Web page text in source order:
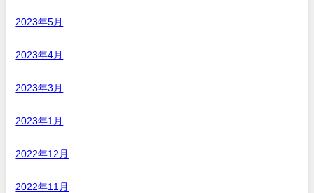
2023年5月
2023年4月
2023年3月
2023年1月
2022年12月
2022年11月